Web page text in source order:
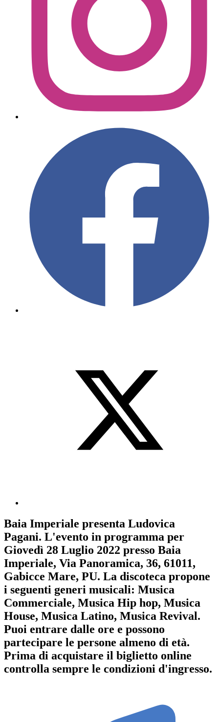
Baia Imperiale presenta Ludovica
Pagani. L'evento in programma per
Giovedì 28 Luglio 2022 presso Baia
Imperiale, Via Panoramica, 36, 61011,
Gabicce Mare, PU. La discoteca propone
i seguenti generi musicali: Musica
Commerciale, Musica Hip hop, Musica
House, Musica Latino, Musica Revival.
Puoi entrare dalle ore e possono
partecipare le persone almeno di età.
Prima di acquistare il biglietto online
controlla sempre le condizioni d'ingresso.